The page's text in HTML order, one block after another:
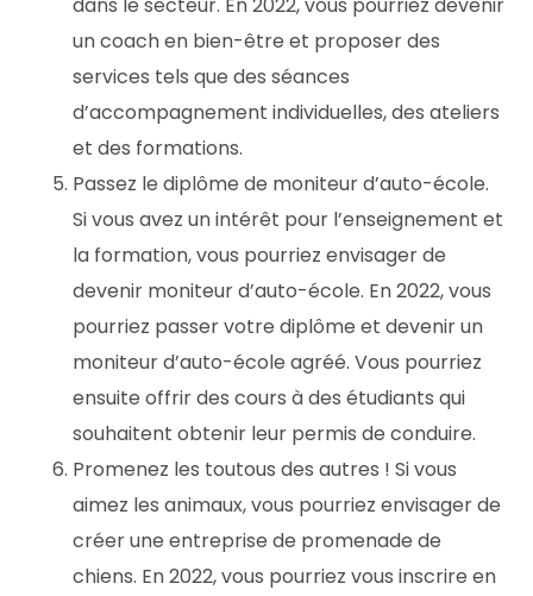
un coach en bien-être et proposer des
services tels que des séances
d’accompagnement individuelles, des ateliers
et des formations.
Passez le diplôme de moniteur d’auto-école.
Si vous avez un intérêt pour l’enseignement et
la formation, vous pourriez envisager de
devenir moniteur d’auto-école. En 2022, vous
pourriez passer votre diplôme et devenir un
moniteur d’auto-école agréé. Vous pourriez
ensuite offrir des cours à des étudiants qui
souhaitent obtenir leur permis de conduire.
Promenez les toutous des autres ! Si vous
aimez les animaux, vous pourriez envisager de
créer une entreprise de promenade de
chiens. En 2022, vous pourriez vous inscrire en